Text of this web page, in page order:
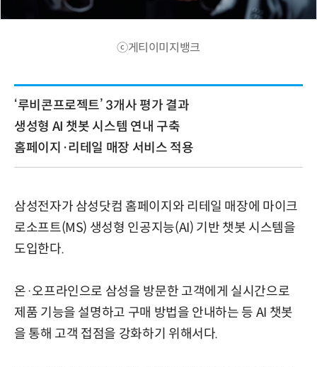
ⓒ게티이미지뱅크
‘루비콘프로젝트’ 3개사 평가 결과
생성형 AI 챗봇 시스템 연내 구축
홈페이지·리테일 매장 서비스 적용
삼성전자가 삼성닷컴 홈페이지와 리테일 매장에 마이크
로소프트(MS) 생성형 인공지능(AI) 기반 챗봇 시스템을
도입한다.
온·오프라인으로 삼성을 방문한 고객에게 실시간으로
제품 기능을 설명하고 구매 방법을 안내하는 등 AI 챗봇
을 통해 고객 접점을 강화하기 위해서다.